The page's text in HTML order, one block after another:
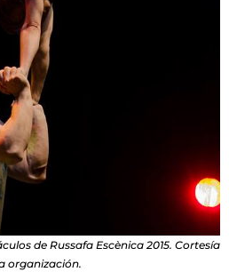
de Russafa Escènica 2015. Cortesía
organización.